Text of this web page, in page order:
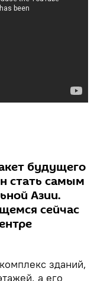
будущего
стать самым
Азии.
сейчас
зданий,
а его